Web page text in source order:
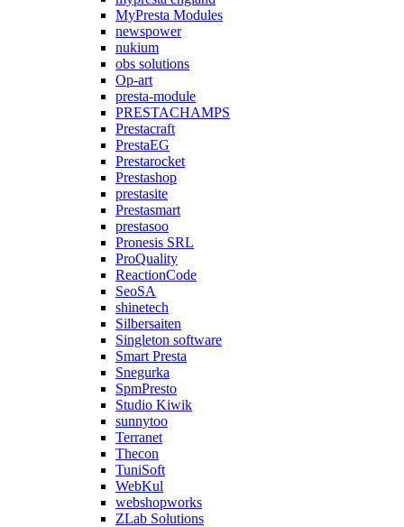
MyPresta Modules
newspower
nukium
obs solutions
Op-art
presta-module
PRESTACHAMPS
Prestacraft
PrestaEG
Prestarocket
Prestashop
prestasite
Prestasmart
prestasoo
Pronesis SRL
ProQuality
ReactionCode
SeoSA
shinetech
Silbersaiten
Singleton software
Smart Presta
Snegurka
SpmPresto
Studio Kiwik
sunnytoo
Terranet
Thecon
TuniSoft
WebKul
webshopworks
ZLab Solutions